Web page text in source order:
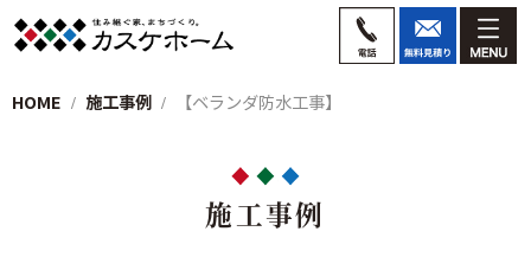
HOME 施工事例 【ベランダ防水工事】
施工事例